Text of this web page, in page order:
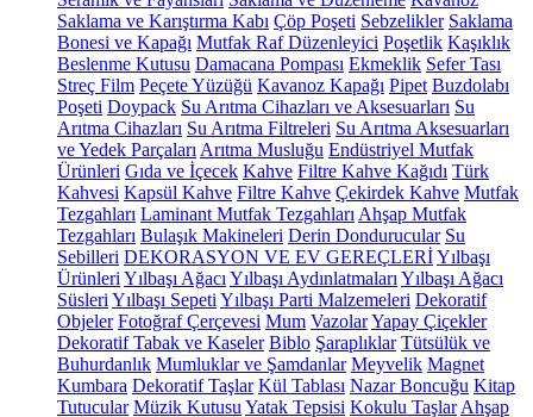
Saklama ve Karıştırma Kabı Çöp Poşeti Sebzelikler Saklama
Bonesi ve Kapağı Mutfak Raf Düzenleyici Poşetlik Kaşıklık
Beslenme Kutusu Damacana Pompası Ekmeklik Sefer Tası
Streç Film Peçete Yüzüğü Kavanoz Kapağı Pipet Buzdolabı
Poşeti Doypack Su Arıtma Cihazları ve Aksesuarları Su
Arıtma Cihazları Su Arıtma Filtreleri Su Arıtma Aksesuarları
ve Yedek Parçaları Arıtma Musluğu Endüstriyel Mutfak
Ürünleri Gıda ve İçecek Kahve Filtre Kahve Kağıdı Türk
Kahvesi Kapsül Kahve Filtre Kahve Çekirdek Kahve Mutfak
Tezgahları Laminant Mutfak Tezgahları Ahşap Mutfak
Tezgahları Bulaşık Makineleri Derin Dondurucular Su
Sebilleri DEKORASYON VE EV GEREÇLERİYılbaşı
Ürünleri Yılbaşı Ağacı Yılbaşı Aydınlatmaları Yılbaşı Ağacı
Süsleri Yılbaşı Sepeti Yılbaşı Parti Malzemeleri Dekoratif
Objeler Fotoğraf Çerçevesi Mum VazolarYapay Çiçekler
Dekoratif Tabak ve Kaseler Biblo Şaraplıklar Tütsülük ve
Buhurdanlık Mumluklar ve Şamdanlar Meyvelik Magnet
Kumbara Dekoratif Taşlar Kül Tablası Nazar Boncuğu Kitap
Tutucular Müzik Kutusu Yatak Tepsisi Kokulu Taşlar Ahşap